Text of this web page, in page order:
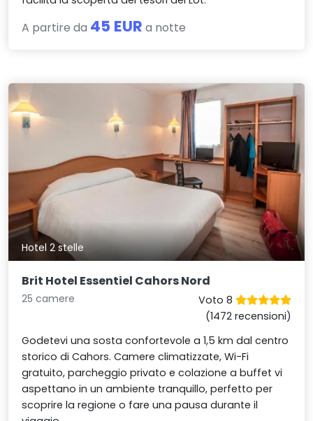
A partire da 45 EUR a notte
Hotel 2 stelle
Brit Hotel Essentiel Cahors Nord
25 camere
Voto 8
(1472 recensioni)
Godetevi una sosta confortevole a 1,5 km dal centro
storico di Cahors. Camere climatizzate, Wi-Fi
gratuito, parcheggio privato e colazione a buffet vi
aspettano in un ambiente tranquillo, perfetto per
scoprire la regione o fare una pausa durante il